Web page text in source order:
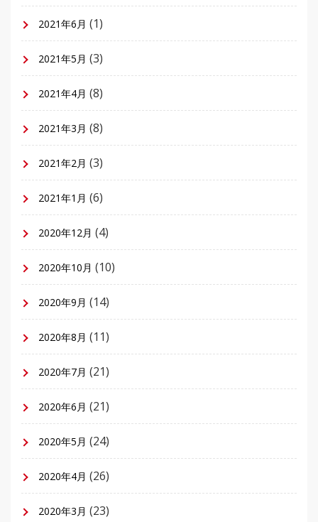
2021年6月 (1)
2021年5月 (3)
2021年4月 (8)
2021年3月 (8)
2021年2月 (3)
2021年1月 (6)
2020年12月 (4)
2020年10月 (10)
2020年9月 (14)
2020年8月 (11)
2020年7月 (21)
2020年6月 (21)
2020年5月 (24)
2020年4月 (26)
2020年3月 (23)